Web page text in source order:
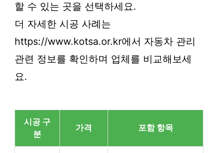
할 수 있는 곳을 선택하세요.
더 자세한 시공 사례는
https://www.kotsa.or.kr에서 자동차 관리
관련 정보를 확인하며 업체를 비교해보세
요.
시공 구
분
가격 포함 항목